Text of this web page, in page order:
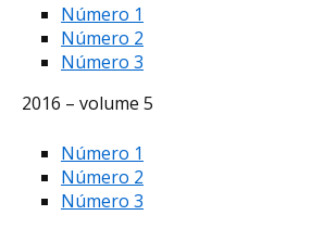
Número 1
Número 2
Número 3
2016 – volume 5
Número 1
Número 2
Número 3